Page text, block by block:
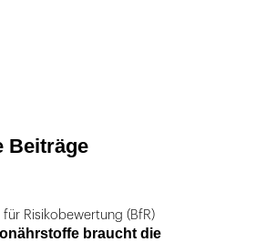
Beiträge
Risikobewertung (BfR)
braucht die